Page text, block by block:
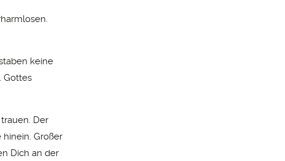
keine
Gottes
Der
Großer
Dich an der